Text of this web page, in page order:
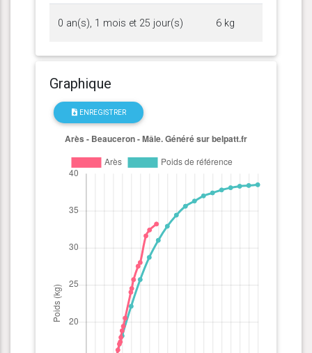
0 an(s), 1 mois et 25 jour(s) 6 kg
Graphique
ENREGISTRER